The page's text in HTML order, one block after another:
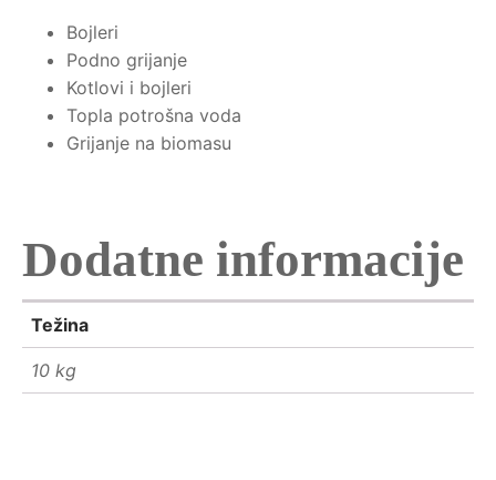
Bojleri
Podno grijanje
Kotlovi i bojleri
Topla potrošna voda
Grijanje na biomasu
Dodatne informacije
Težina
10 kg